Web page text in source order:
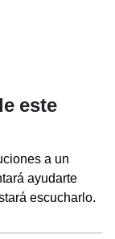
este
a un
ayudarte
escucharlo.